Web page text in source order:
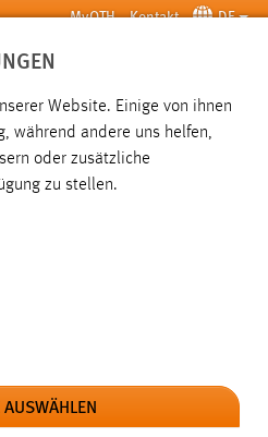
MyOTH Kontakt DE
SUCHE
Website. Einige von ihnen
während andere uns helfen,
oder zusätzliche
zu stellen.
AUSWÄHLEN